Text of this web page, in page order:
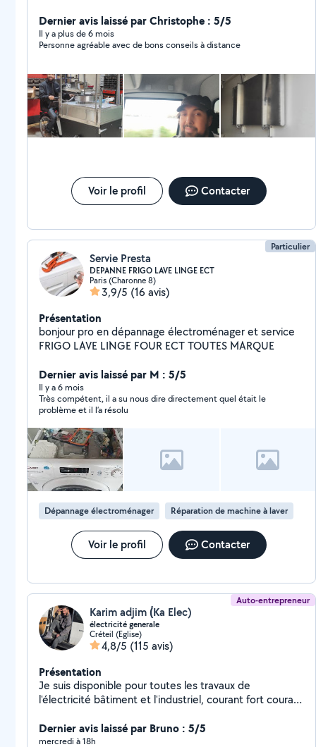
vous avez besoin de quoi que ce soit. Je suis à votre
écoute pour vous aider à résoudre vos problèmes.
Passionné par le bricolage, j'aime trouver des solutions
diplôme dans le domaine de la soudure, ce qui me
permet de garantir un travail soigné et professionnel.
**Cordialement,**
Dernier avis laissé par Christophe : 5/5
Il y a plus de 6 mois
Personne agréable avec de bons conseils à distance
Voir le profil Contacter
Particulier
Servie Presta
DEPANNE FRIGO LAVE LINGE ECT
Paris (Charonne 8)
3,9/5 (16 avis)
Présentation
bonjour pro en dépannage électroménager et service
FRIGO LAVE LINGE FOUR ECT TOUTES MARQUE
Dernier avis laissé par M : 5/5
Il y a 6 mois
Très compétent, il a su nous dire directement quel était le
problème et il l’a résolu
Dépannage électroménager Réparation de machine à laver
Voir le profil Contacter
Auto-entrepreneur
Karim adjim (́Ka Elec)
électricité generale
Créteil (Eglise)
4,8/5 (115 avis)
Présentation
Je suis disponible pour toutes les travaux de
l'électricité bâtiment et l'industriel, courant fort courant
Installation neuves et rénovations - Recherche des
Pannes -installation des prises -Remise en norme NF-
Dernier avis laissé par Bruno : 5/5
mercredi à 18h